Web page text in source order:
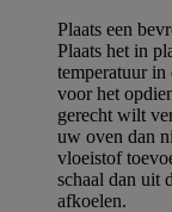
Plaats een
Plaats het in
temperatuur in
voor het
gerecht wilt
uw oven dan
vloeistof
schaal dan uit
afkoelen.